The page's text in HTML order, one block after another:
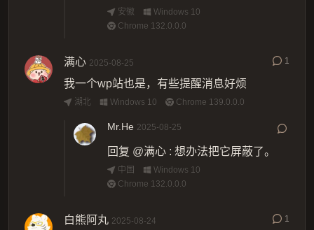
安徽
Windows 10
Chrome 132.0.0.0
满心 2025-08-25 1
我一个wp站也是，有些提醒消息好烦
湖北 Windows 10 Chrome 139.0.0.0
Mr.He 2025-08-25
回复 @满心 : 想办法把它屏蔽了。
中国
Windows 10
Chrome 132.0.0.0
白熊阿丸 2025-08-24 1